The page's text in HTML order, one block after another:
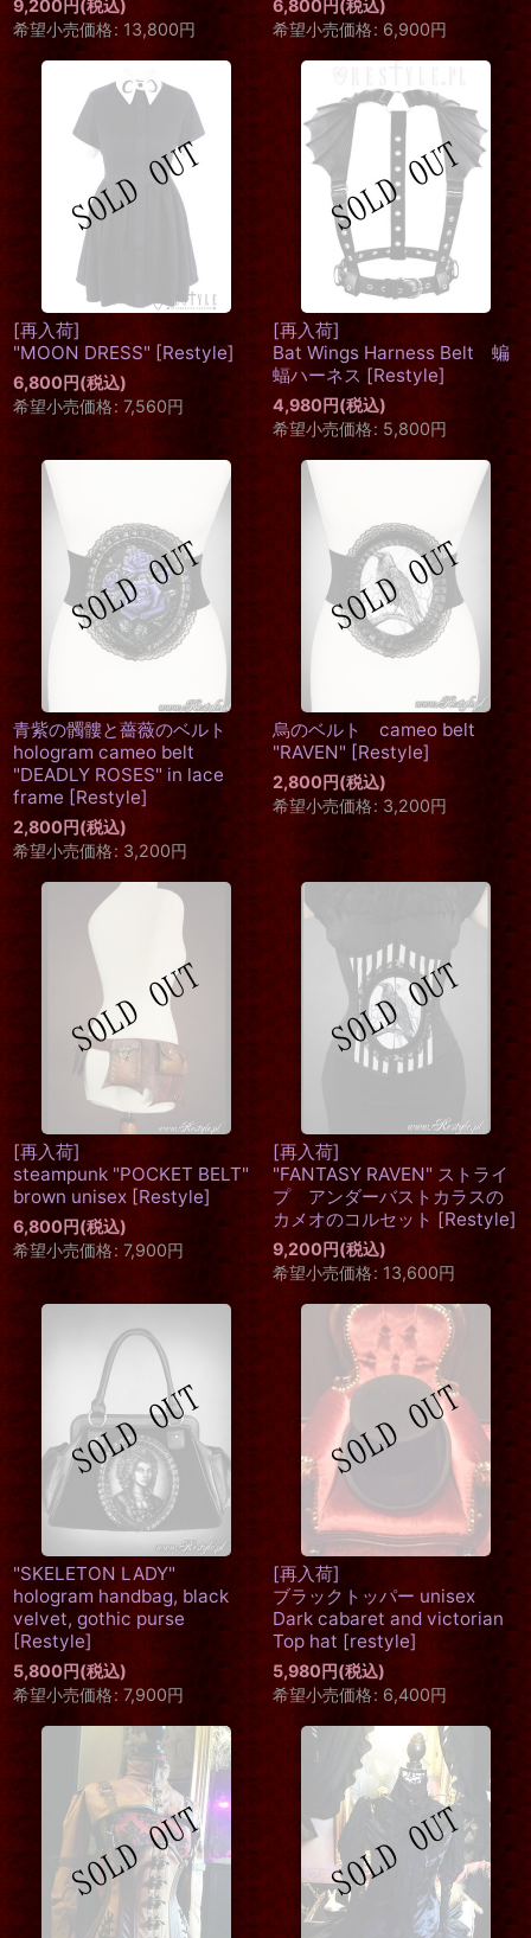
9,200 円(税込)
希望小売価格: 13,800円
6,800 円(税込)
希望小売価格: 6,900円
[再入荷]
"MOON DRESS" [Restyle]
6,800円(税込)
希望小売価格: 7,560円
[再入荷]
Bat Wings Harness Belt 蝙
蝠ハーネス [Restyle]
4,980円(税込)
希望小売価格: 5,800円
青紫の髑髏と薔薇のベルト
hologram cameo belt
"DEADLY ROSES" in lace
frame [Restyle]
2,800円(税込)
希望小売価格: 3,200円
烏のベルト cameo belt
"RAVEN" [Restyle]
2,800円(税込)
希望小売価格: 3,200円
[再入荷]
steampunk "POCKET BELT"
brown unisex [Restyle]
6,800円(税込)
希望小売価格: 7,900円
[再入荷]
"FANTASY RAVEN" ストライ
プ アンダーバストカラスの
カメオのコルセット [Restyle]
9,200円(税込)
希望小売価格: 13,600円
"SKELETON LADY"
hologram handbag, black
velvet, gothic purse
[Restyle]
5,800円(税込)
希望小売価格: 7,900円
[再入荷]
ブラックトッパー unisex
Dark cabaret and victorian
Top hat [restyle]
5,980円(税込)
希望小売価格: 6,400円